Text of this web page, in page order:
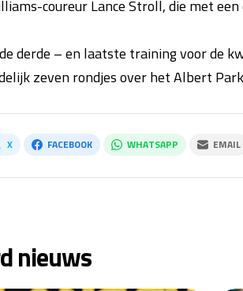
coureur Lance Stroll, die met
derde – en laatste training voor de
zeven rondjes over het Albert
X FACEBOOK WHATSAPP EMAIL
nieuws